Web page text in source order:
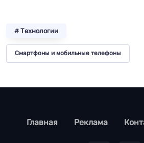
# Технологии
Смартфоны и мобильные телефоны
footer
Главная Реклама